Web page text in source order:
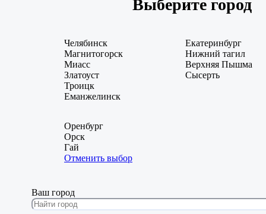
Выберите город
Челябинск
Магнитогорск
Миасс
Златоуст
Троицк
Еманжелинск
Екатеринбург
Нижний тагил
Верхняя Пышма
Сысерть
Оренбург
Орск
Гай
Отменить выбор
Ваш город